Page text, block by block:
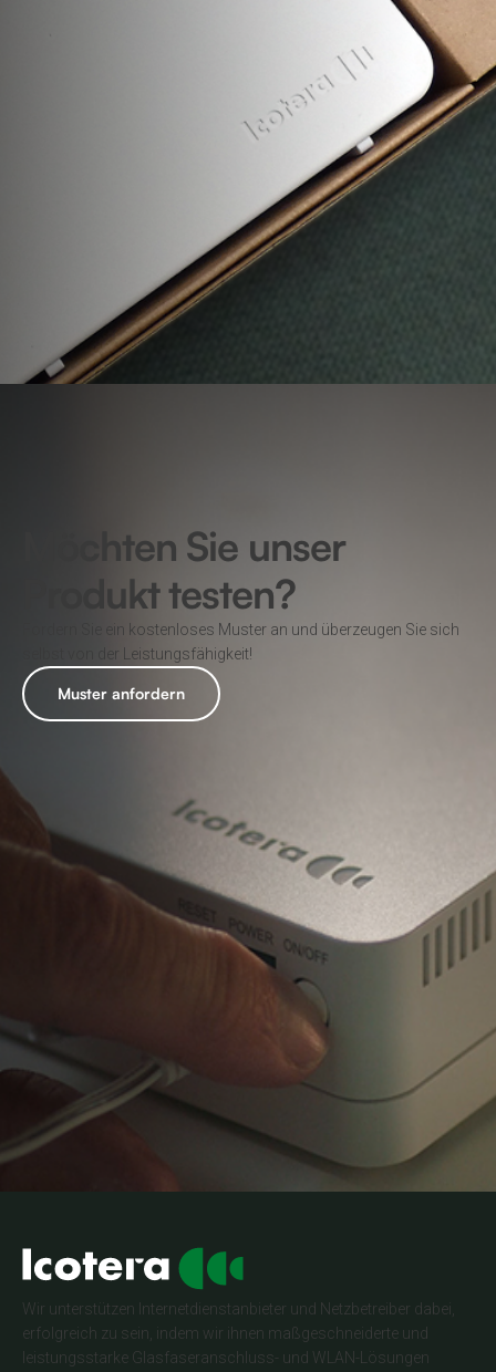
Möchten Sie unser
Produkt testen?
Fordern Sie ein kostenloses Muster an und überzeugen Sie sich
selbst von der Leistungsfähigkeit!
Muster anfordern
Wir unterstützen Internetdienstanbieter und Netzbetreiber dabei,
erfolgreich zu sein, indem wir ihnen maßgeschneiderte und
leistungsstarke Glasfaseranschluss- und WLAN-Lösungen